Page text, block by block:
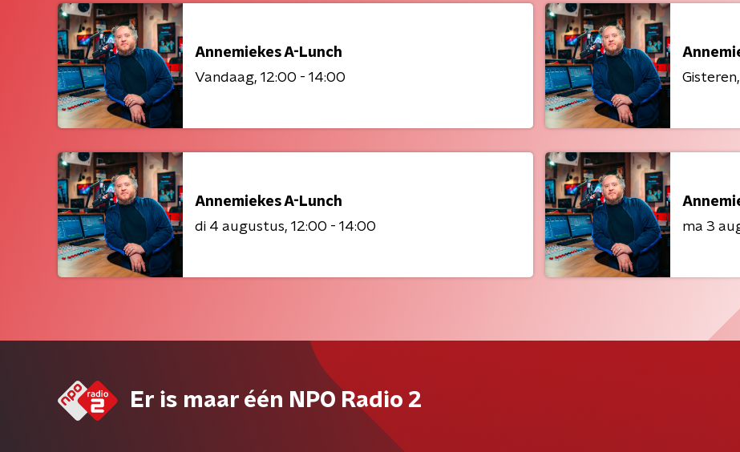
Annemiekes A-Lunch
Vandaag 12:00 - 14:00
Gisteren
Annemiekes A-Lunch
di 4 augustus 12:00 - 14:00
ma 3
Er is maar één NPO Radio 2